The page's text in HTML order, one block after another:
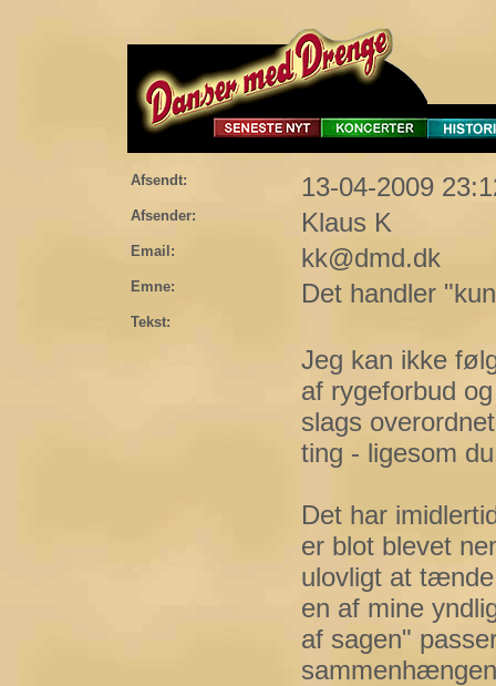
Afsendt: 13-04-2009
Afsender: Klaus K
Email: kk@dmd.dk
Emne: Det handler
Tekst:
Jeg kan ikke
af rygeforbud
slags
ting - ligesom
Det har
er blot blevet
ulovligt at
en af mine
af sagen"